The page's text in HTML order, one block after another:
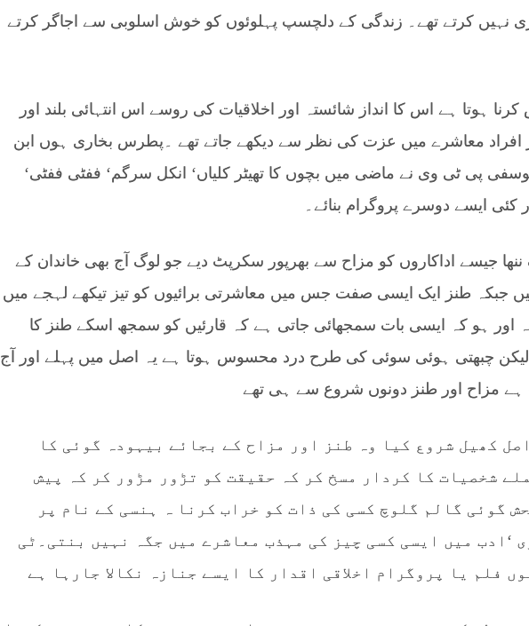
نہیں کرتے تھے۔ زندگی کے دلچسپ پہلوئوں کو خوش اسلوبی سے اجاگر کرتے
ہوتا ہے اس کا انداز شائستہ اور اخلاقیات کی روسے اس انتہائی بلند اور
افراد معاشرے میں عزت کی نظر سے دیکھے جاتے تھے ۔پطرس بخاری ہوں ابن
پی ٹی وی نے ماضی میں بچوں کا تھیٹر کلیاں‘ انکل سرگم‘ ففٹی ففٹی‘
کئی ایسے دوسرے پروگرام بنائے۔
جیسے اداکاروں کو مزاح سے بھرپور سکرپٹ دیے جو لوگ آج بھی خاندان کے
جبکہ طنز ایک ایسی صفت جس میں معاشرتی برائیوں کو تیز تیکھے لہجے میں
اور ہو کہ ایسی بات سمجھائی جاتی ہے کہ قارئیں کو سمجھ اسکے طنز کا
چبھتی ہوئی سوئی کی طرح درد محسوس ہوتا ہے یہ اصل میں پہلے اور آج
ہے مزاح اور طنز دونوں شروع سے ہی تھے
کھیل شروع کیا وہ طنز اور مزاح کے بجائے بیہودہ گوئی کا
شخصیات کا کردار مسخ کر کہ حقیقت کو تڑور مڑور کر کہ پیش
گوئی گالم گلوچ کسی کی ذات کو خراب کرنا ہ ہنسی کے نام پر
‘ادب میں ایسی کسی چیز کی مہذب معاشرے میں جگہ نہیں بنتی۔ٹی
فلم یا پروگرام اخلاقی اقدار کا ایسے جنازہ نکالا جارہا ہے